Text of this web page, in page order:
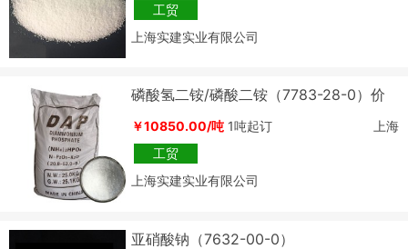
工贸
上海实建实业有限公司
磷酸氢二铵/磷酸二铵（7783-28-0）价
￥10850.00/吨 1吨起订
上海
工贸
上海实建实业有限公司
亚硝酸钠（7632-00-0）